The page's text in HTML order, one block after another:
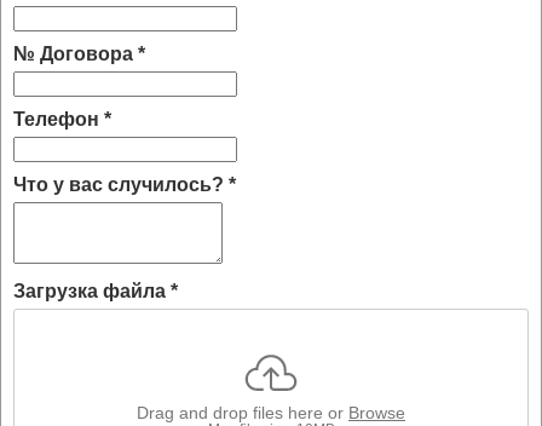
№ Договора *
Телефон *
Что у вас случилось? *
Загрузка файла *
Drag and drop files here or Browse